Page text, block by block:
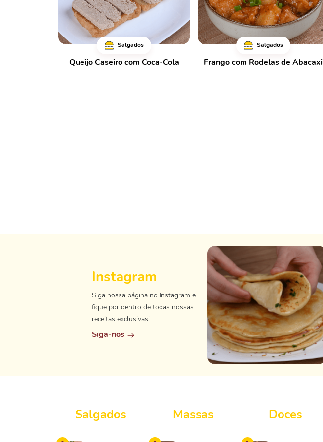
Salgados
Queijo Caseiro com Coca-Cola
Salgados
Frango com Rodelas de Abacaxi
Instagram
Siga nossa página no Instagram e
fique por dentro de todas nossas
receitas exclusivas!
Siga-nos
Salgados Massas Doces